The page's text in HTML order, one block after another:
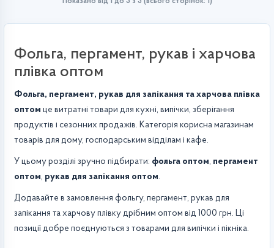
Фольга, пергамент, рукав і харчова
плівка оптом
Фольга, пергамент, рукав для запікання та харчова плівка
оптом це витратні товари для кухні, випічки, зберігання
продуктів і сезонних продажів. Категорія корисна магазинам
товарів для дому, господарським відділам і кафе.
У цьому розділі зручно підбирати: фольга оптом, пергамент
оптом, рукав для запікання оптом.
Додавайте в замовлення фольгу, пергамент, рукав для
запікання та харчову плівку дрібним оптом від 1000 грн. Ці
позиції добре поєднуються з товарами для випічки і пікніка.